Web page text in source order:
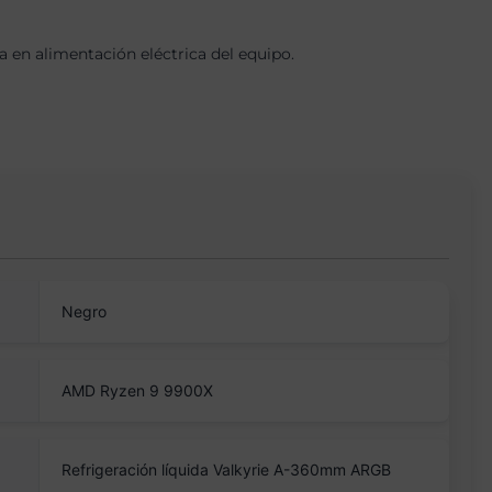
en alimentación eléctrica del equipo.
Negro
AMD Ryzen 9 9900X
Refrigeración líquida Valkyrie A-360mm ARGB